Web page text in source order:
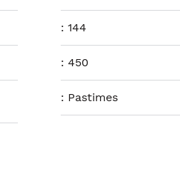
:144
:450
: Pastimes